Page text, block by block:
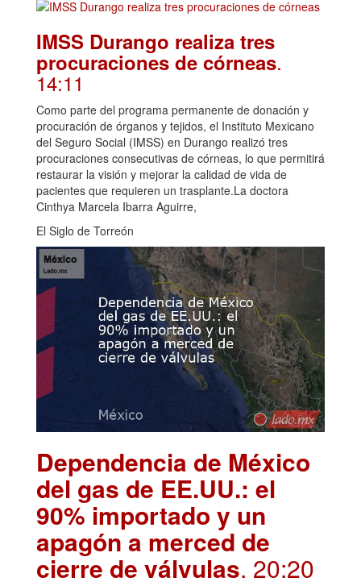
IMSS Durango realiza tres
procuraciones de córneas.
14:11
Como parte del programa permanente de donación y
procuración de órganos y tejidos, el Instituto Mexicano
del Seguro Social (IMSS) en Durango realizó tres
procuraciones consecutivas de córneas, lo que permitirá
restaurar la visión y mejorar la calidad de vida de
pacientes que requieren un trasplante.La doctora
Cinthya Marcela Ibarra Aguirre,
El Siglo de Torreón
Dependencia de México
del gas de EE.UU.: el
90% importado y un
apagón a merced de
cierre de válvulas. 20:20